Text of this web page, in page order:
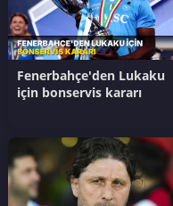
Fenerbahçe'den Lukaku
için bonservis kararı